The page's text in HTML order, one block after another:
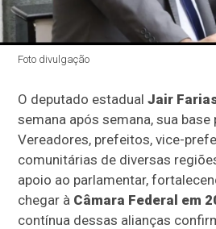
Foto divulgação
O deputado estadualJair
semana após semana, sua
Vereadores, prefeitos, vice-
comunitárias de diversas
apoio ao parlamentar,
chegar à Câmara Federal em
contínua dessas alianças